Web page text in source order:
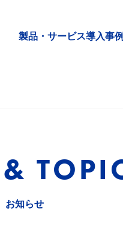
製品・サービス導入事例
お知らせ